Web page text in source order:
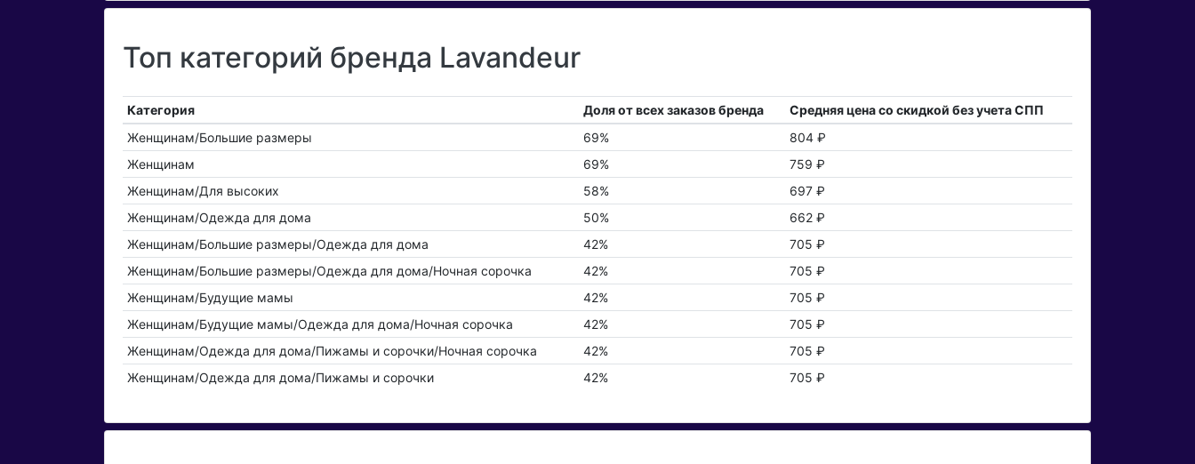
Топ категорий бренда Lavandeur
Категория Доля от всех заказов бренда
Средняя цена со скидкой без учета СПП
Женщинам/Большие размеры
69%
804 ₽
Женщинам
69%
759 ₽
Женщинам/Для высоких
58%
697 ₽
Женщинам/Одежда для дома
50%
662 ₽
Женщинам/Большие размеры/Одежда для дома
42%
705 ₽
Женщинам/Большие размеры/Одежда для дома/Ночная сорочка
42%
705 ₽
Женщинам/Будущие мамы
42%
705 ₽
Женщинам/Будущие мамы/Одежда для дома/Ночная сорочка
42%
705 ₽
Женщинам/Одежда для дома/Пижамы и сорочки/Ночная сорочка
42%
705 ₽
Женщинам/Одежда для дома/Пижамы и сорочки
42% 705 ₽